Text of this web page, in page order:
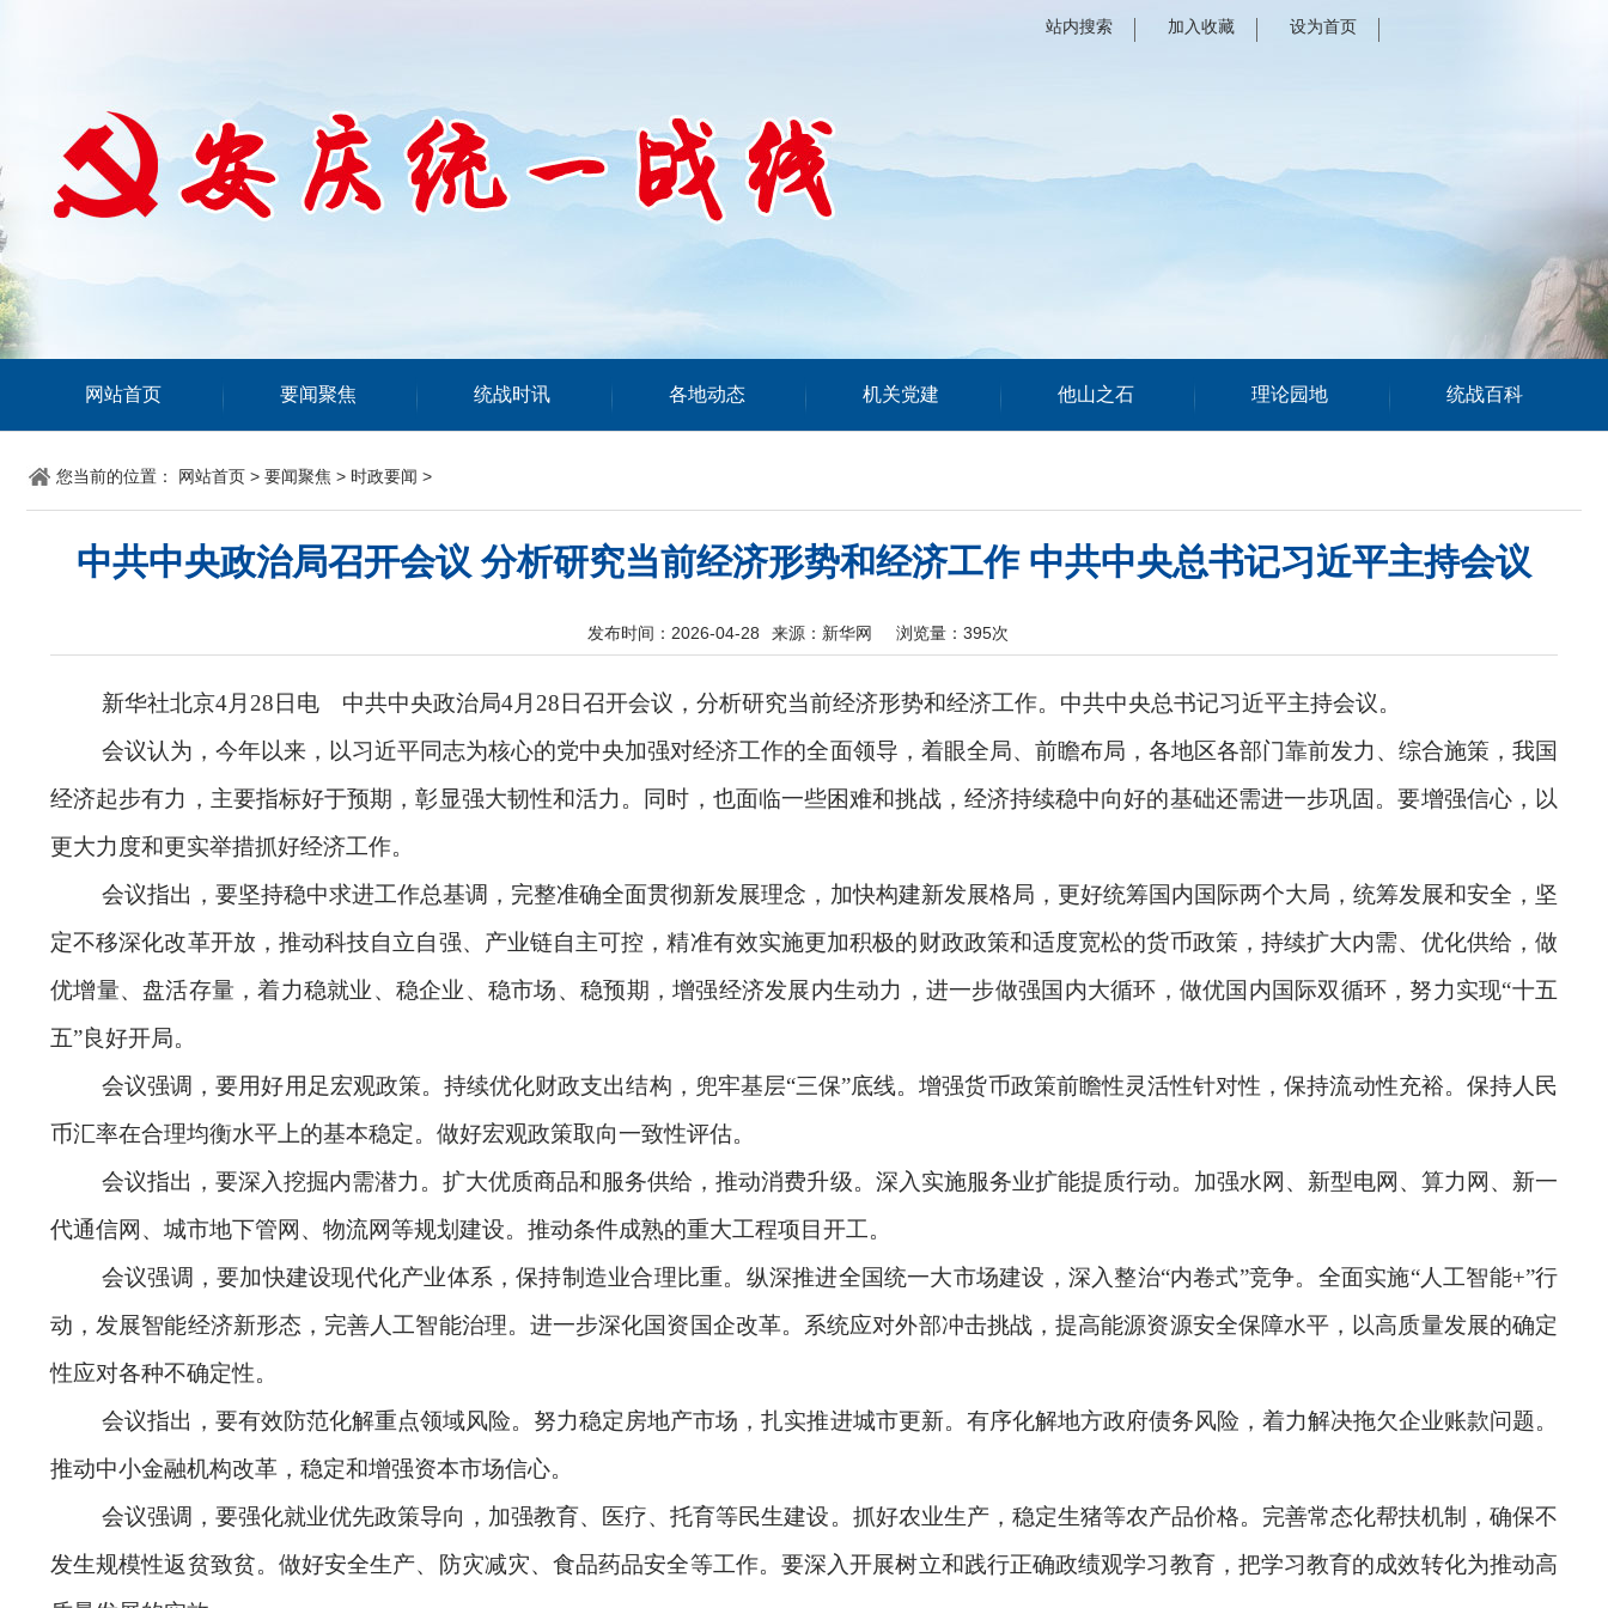
站内搜索 加入收藏 设为首页
网站首页 要闻聚焦 统战时讯 各地动态 机关党建 他山之石 理论园地 统战百科
您当前的位置： 网站首页 > 要闻聚焦 > 时政要闻 >
中共中央政治局召开会议 分析研究当前经济形势和经济工作 中共中央总书记习近平主持会议
发布时间：2026-04-28 来源：新华网 浏览量： 395次
新华社北京4月28日电 中共中央政治局4月28日召开会议，分析研究当前经济形势和经济工作。中共中央总书记习近平主持会议。
会议认为，今年以来，以习近平同志为核心的党中央加强对经济工作的全面领导，着眼全局、前瞻布局，各地区各部门靠前发力、综合施策，我国
经济起步有力，主要指标好于预期，彰显强大韧性和活力。同时，也面临一些困难和挑战，经济持续稳中向好的基础还需进一步巩固。要增强信心，以
更大力度和更实举措抓好经济工作。
会议指出，要坚持稳中求进工作总基调，完整准确全面贯彻新发展理念，加快构建新发展格局，更好统筹国内国际两个大局，统筹发展和安全，坚
定不移深化改革开放，推动科技自立自强、产业链自主可控，精准有效实施更加积极的财政政策和适度宽松的货币政策，持续扩大内需、优化供给，做
优增量、盘活存量，着力稳就业、稳企业、稳市场、稳预期，增强经济发展内生动力，进一步做强国内大循环，做优国内国际双循环，努力实现“十五
五”良好开局。
会议强调，要用好用足宏观政策。持续优化财政支出结构，兜牢基层“三保”底线。增强货币政策前瞻性灵活性针对性，保持流动性充裕。保持人民
币汇率在合理均衡水平上的基本稳定。做好宏观政策取向一致性评估。
会议指出，要深入挖掘内需潜力。扩大优质商品和服务供给，推动消费升级。深入实施服务业扩能提质行动。加强水网、新型电网、算力网、新一
代通信网、城市地下管网、物流网等规划建设。推动条件成熟的重大工程项目开工。
会议强调，要加快建设现代化产业体系，保持制造业合理比重。纵深推进全国统一大市场建设，深入整治“内卷式”竞争。全面实施“人工智能+”行
动，发展智能经济新形态，完善人工智能治理。进一步深化国资国企改革。系统应对外部冲击挑战，提高能源资源安全保障水平，以高质量发展的确定
性应对各种不确定性。
会议指出，要有效防范化解重点领域风险。努力稳定房地产市场，扎实推进城市更新。有序化解地方政府债务风险，着力解决拖欠企业账款问题。
推动中小金融机构改革，稳定和增强资本市场信心。
会议强调，要强化就业优先政策导向，加强教育、医疗、托育等民生建设。抓好农业生产，稳定生猪等农产品价格。完善常态化帮扶机制，确保不
发生规模性返贫致贫。做好安全生产、防灾减灾、食品药品安全等工作。要深入开展树立和践行正确政绩观学习教育，把学习教育的成效转化为推动高